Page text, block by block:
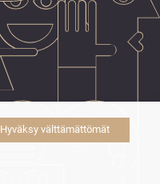
Hyväksy välttämättömät